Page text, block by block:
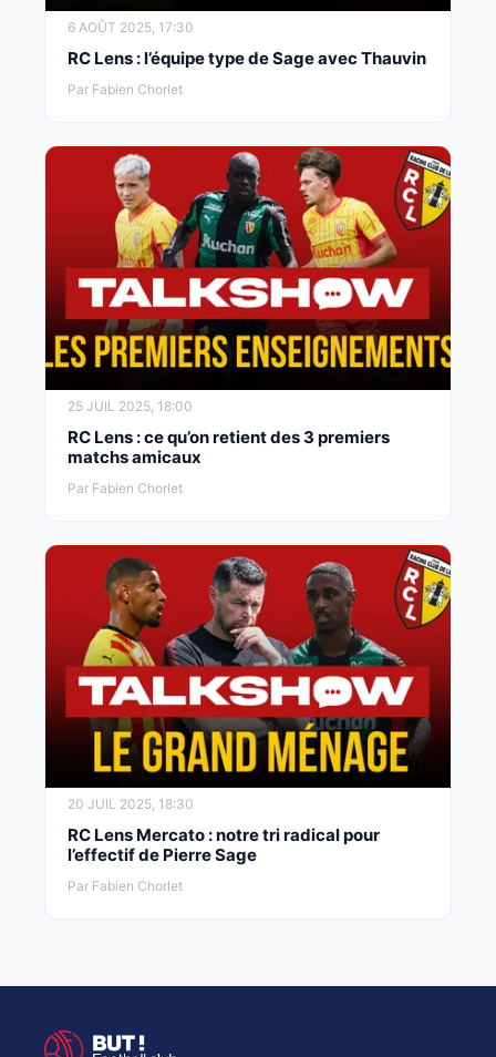
6 AOÛT 2025, 17:30
RC Lens : l’équipe type de Sage avec Thauvin
Par Fabien Chorlet
25 JUIL 2025, 18:00
RC Lens : ce qu’on retient des 3 premiers
matchs amicaux
Par Fabien Chorlet
20 JUIL 2025, 18:30
RC Lens Mercato : notre tri radical pour
l’effectif de Pierre Sage
Par Fabien Chorlet